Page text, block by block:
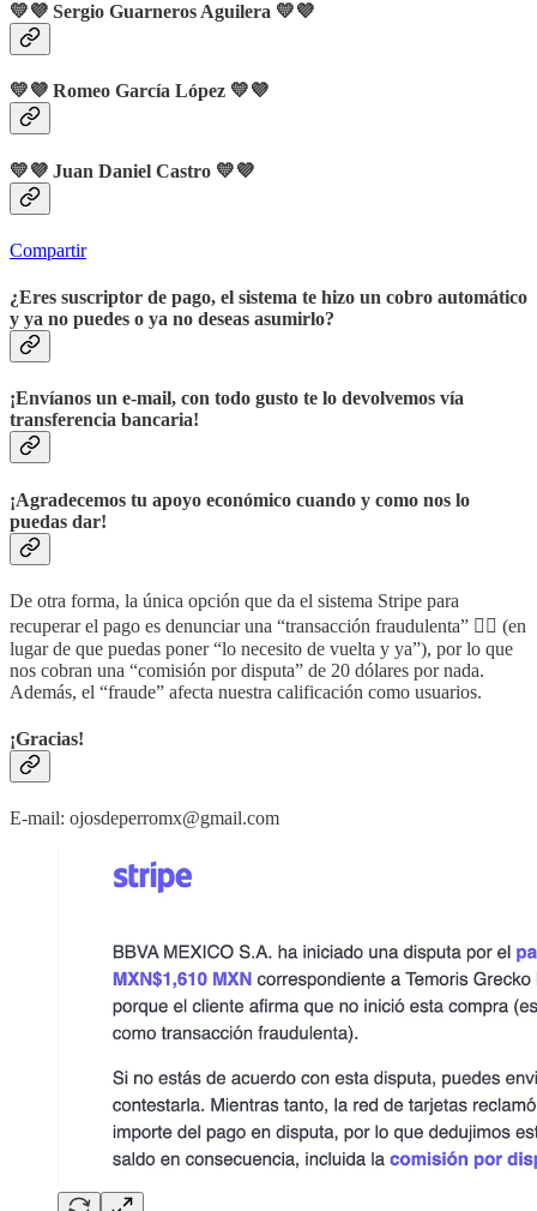
💛💜 Sergio Guarneros Aguilera 💛💜
💛💜 Romeo García López 💛💜
💛💜 Juan Daniel Castro 💛💜
Compartir
¿Eres suscriptor de pago, el sistema te hizo un cobro automático
y ya no puedes o ya no deseas asumirlo?
¡Envíanos un e-mail, con todo gusto te lo devolvemos vía
transferencia bancaria!
¡Agradecemos tu apoyo económico cuando y como nos lo
puedas dar!
De otra forma, la única opción que da el sistema Stripe para
recuperar el pago es denunciar una “transacción fraudulenta” 🤦‍♂️ (en
lugar de que puedas poner “lo necesito de vuelta y ya”), por lo que
nos cobran una “comisión por disputa” de 20 dólares por nada.
Además, el “fraude” afecta nuestra calificación como usuarios.
¡Gracias!
E-mail: ojosdeperromx@gmail.com